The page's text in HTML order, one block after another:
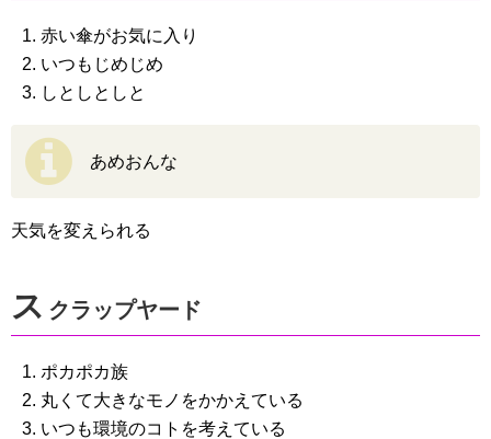
赤い傘がお気に入り
いつもじめじめ
しとしとしと
あめおんな
天気を変えられる
ス クラップヤード
ポカポカ族
丸くて大きなモノをかかえている
いつも環境のコトを考えている